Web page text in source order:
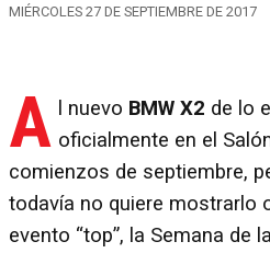
MIÉRCOLES 27 DE SEPTIEMBRE DE 2017
A l nuevo BMW X2 de lo
oficialmente en el
comienzos de septiembre,
todavía no quiere mostrarlo
evento “top”, la Semana de